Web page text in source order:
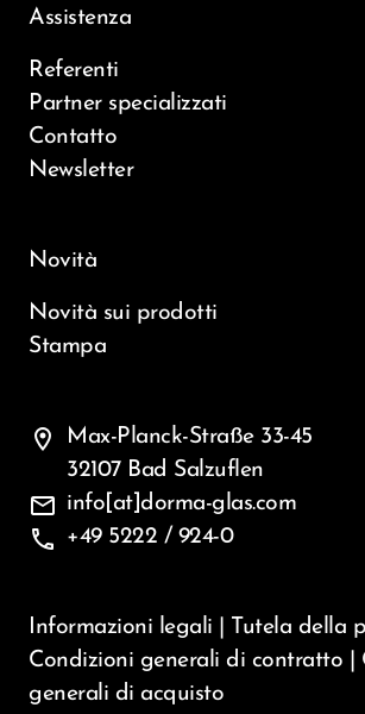
Assistenza
Referenti
Partner specializzati
Contatto
Newsletter
Novità
Novità sui prodotti
Stampa
location_on
Max-Planck-Straße 33-45
32107 Bad Salzuflen
mail info[at]dorma-glas.com
phone +49 5222 / 924-0
Informazioni legali Tutela della
Condizioni generali di contratto
generali di acquisto